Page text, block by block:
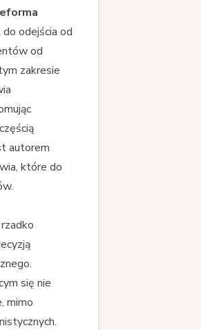
odejścia od
od
zakresie
autorem
które do
się nie
mimo